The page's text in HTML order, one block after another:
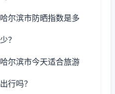
哈尔滨市防晒指数是多
少？
哈尔滨市今天适合旅游
出行吗？